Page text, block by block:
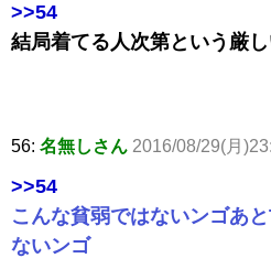
>>54
結局着てる人次第という厳
56: 名無しさん 2016/08/29(月
>>54
こんな貧弱ではないンゴあ
ないンゴ